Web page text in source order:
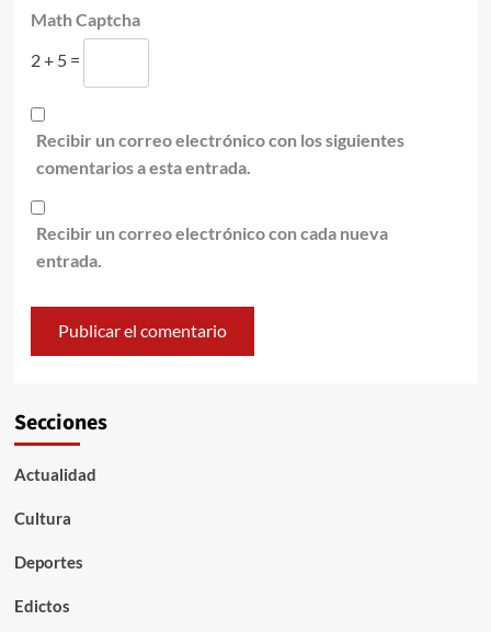
Math Captcha
2 + 5 =
Recibir un correo electrónico con los siguientes
comentarios a esta entrada.
Recibir un correo electrónico con cada nueva
entrada.
Secciones
Actualidad
Cultura
Deportes
Edictos